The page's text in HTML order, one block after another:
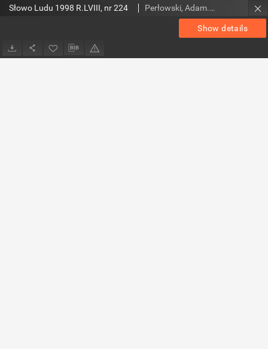
Show details
Słowo Ludu 1998 R.LVIII, nr 224 Perłowski, Adam. Red.